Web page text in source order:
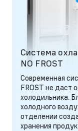
Система
NO FROST
Современная
FROST не даст
холодильника.
холодного
отделении
хранения